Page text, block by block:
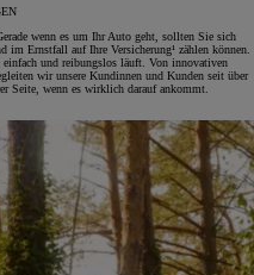
wenn es um Ihr Auto geht, sollten Sie sich
im Ernstfall auf Ihre Versicherung¹ zählen können.
und reibungslos läuft. Von innovativen
wir unsere Kundinnen und Kunden seit über
Seite, wenn es wirklich darauf ankommt.